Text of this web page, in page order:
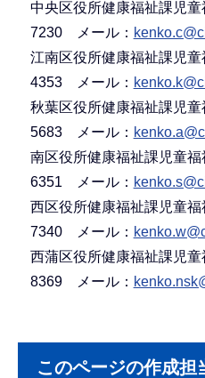
中央区役所健康福祉課児
7230 メール：
江南区役所健康福祉課児
4353 メール：
秋葉区役所健康福祉課児
5683 メール：
南区役所健康福祉課児童
6351 メール：
西区役所健康福祉課児童
7340 メール：
西蒲区役所健康福祉課児
8369 メール：
このページの作成担